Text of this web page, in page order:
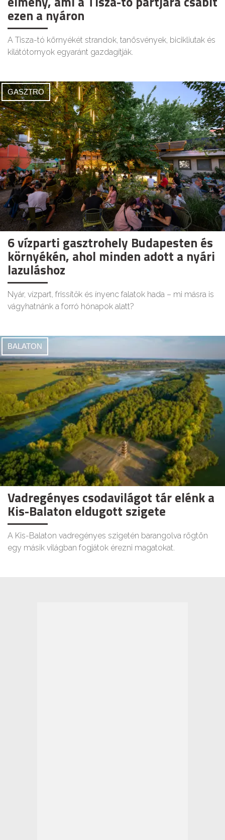
ezen a nyáron
A Tisza-tó környékét strandok, tanösvények, bicikliutak és
kilátótornyok egyaránt gazdagítják.
GASZTRO
6 vízparti gasztrohely Budapesten és
környékén, ahol minden adott a nyári
lazuláshoz
Nyár, vízpart, frissítők és ínyenc falatok hada – mi másra is
vágyhatnánk a forró hónapok alatt?
BALATON
Vadregényes csodavilágot tár elénk a
Kis-Balaton eldugott szigete
A Kis-Balaton vadregényes szigetén barangolva rögtön
egy másik világban fogjátok érezni magatokat.